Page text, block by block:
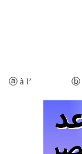
ⓐ à l’